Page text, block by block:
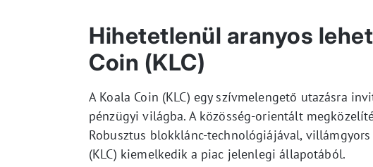
Hihetetlenül aranyos
Coin (KLC)
A Koala Coin (KLC) egy szívmelengető utazásra
pénzügyi világba. A közösség-orientált
Robusztus blokklánc-technológiájával,
(KLC) kiemelkedik a piac jelenlegi állapotából.